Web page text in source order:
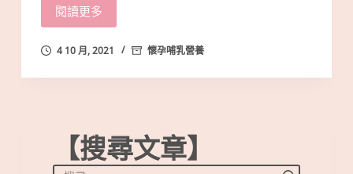
閱讀更多
4 10 月, 2021 懷孕哺乳營養
【搜尋文章】